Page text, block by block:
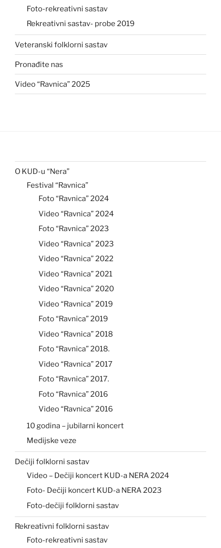
Foto-rekreativni sastav
Rekreativni sastav- probe 2019
Veteranski folklorni sastav
Pronađite nas
Video “Ravnica” 2025
O KUD-u “Nera”
Festival “Ravnica”
Foto “Ravnica” 2024
Video “Ravnica” 2024
Foto “Ravnica” 2023
Video “Ravnica” 2023
Video “Ravnica” 2022
Video “Ravnica” 2021
Video “Ravnica” 2020
Video “Ravnica” 2019
Foto “Ravnica” 2019
Video “Ravnica” 2018
Foto “Ravnica” 2018.
Video “Ravnica” 2017
Foto “Ravnica” 2017.
Foto “Ravnica” 2016
Video “Ravnica” 2016
10 godina – jubilarni koncert
Medijske veze
Dečiji folklorni sastav
Video – Dečiji koncert KUD-a NERA 2024
Foto- Dečiji koncert KUD-a NERA 2023
Foto-dečiji folklorni sastav
Rekreativni folklorni sastav
Foto-rekreativni sastav